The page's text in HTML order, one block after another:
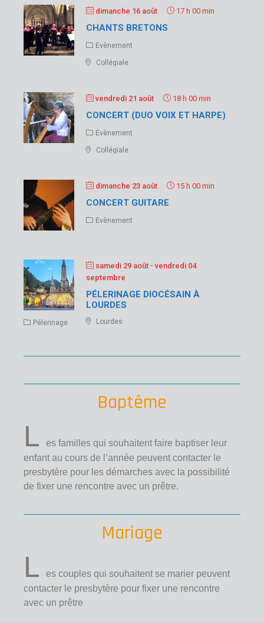
dimanche 16 août 17 h 00 min
CHANTS BRETONS
Collégiale
Evènement
vendredi 21 août 18 h 00 min
CONCERT (DUO VOIX ET HARPE)
Collégiale
Evènement
dimanche 23 août 15 h 00 min
CONCERT GUITARE
Evènement
samedi 29 août - vendredi 04
septembre
PÉLERINAGE DIOCÉSAIN À
LOURDES
Lourdes
Pélerinage
Baptême
L
es familles qui souhaitent faire baptiser leur
enfant au cours de l’année peuvent contacter le
presbytère pour les démarches avec la possibilité
de fixer une rencontre avec un prêtre.
Mariage
L
es couples qui souhaitent se marier peuvent
contacter le presbytère pour fixer une rencontre
avec un prêtre